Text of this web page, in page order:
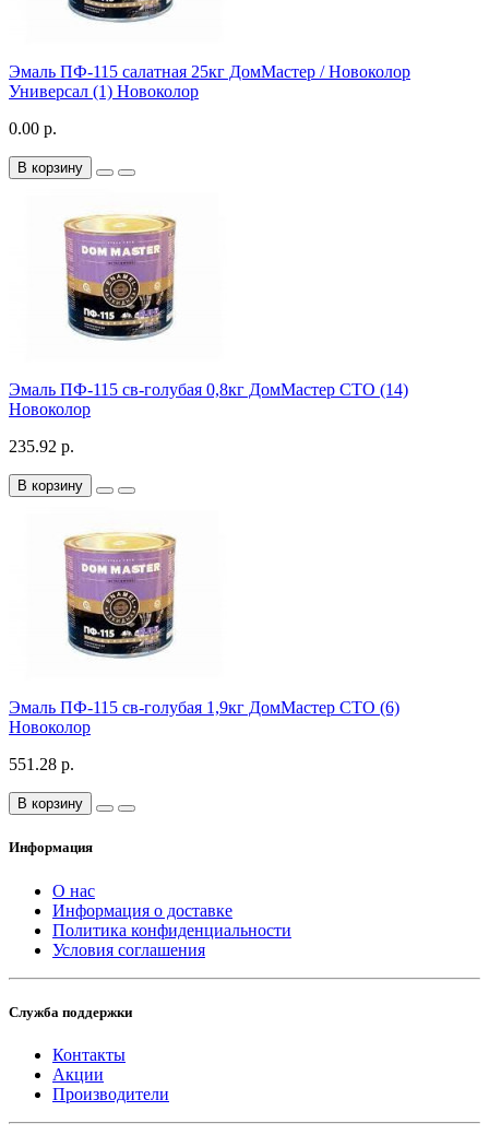
Эмаль ПФ-115 салатная 25кг ДомМастер / Новоколор
Универсал (1) Новоколор
0.00 р.
В корзину
Эмаль ПФ-115 св-голубая 0,8кг ДомМастер СТО (14)
Новоколор
235.92 р.
В корзину
Эмаль ПФ-115 св-голубая 1,9кг ДомМастер СТО (6)
Новоколор
551.28 р.
В корзину
Информация
О нас
Информация о доставке
Политика конфиденциальности
Условия соглашения
Служба поддержки
Контакты
Акции
Производители